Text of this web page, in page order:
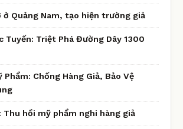
ở Quảng Nam, tạo hiện trường giả
Tuyến: Triệt Phá Đường Dây 1300
Phẩm: Chống Hàng Giả, Bảo Vệ
Thu hồi mỹ phẩm nghi hàng giả